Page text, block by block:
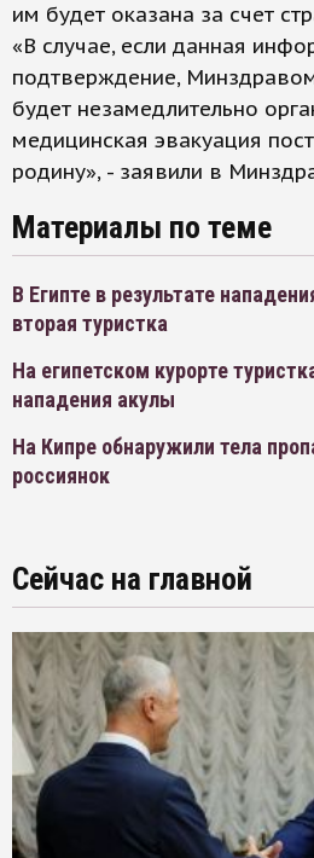
им будет оказана за счет
«В случае, если данная
подтверждение,
будет незамедлительно
медицинская эвакуация
родину», - заявили в
Материалы по теме
В Египте в результате
вторая туристка
На египетском курорте
нападения акулы
На Кипре обнаружили тела
россиянок
Сейчас на главной